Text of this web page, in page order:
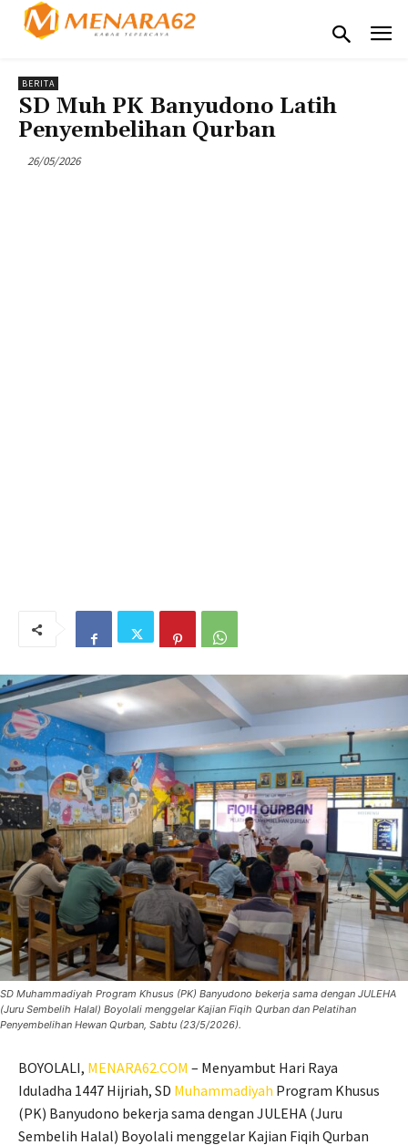
BERITA
SD Muh PK Banyudono Latih
Penyembelihan Qurban
26/05/2026
SD Muhammadiyah Program Khusus (PK) Banyudono bekerja sama dengan JULEHA
(Juru Sembelih Halal) Boyolali menggelar Kajian Fiqih Qurban dan Pelatihan
Penyembelihan Hewan Qurban, Sabtu (23/5/2026).
BOYOLALI, MENARA62.COM – Menyambut Hari Raya
Iduladha 1447 Hijriah, SD Muhammadiyah Program Khusus
(PK) Banyudono bekerja sama dengan JULEHA (Juru
Sembelih Halal) Boyolali menggelar Kajian Fiqih Qurban